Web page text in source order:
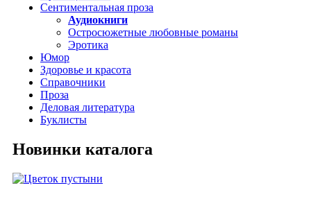
Сентиментальная проза
Аудиокниги
Остросюжетные любовные романы
Эротика
Юмор
Здоровье и красота
Справочники
Проза
Деловая литература
Буклисты
Новинки каталога